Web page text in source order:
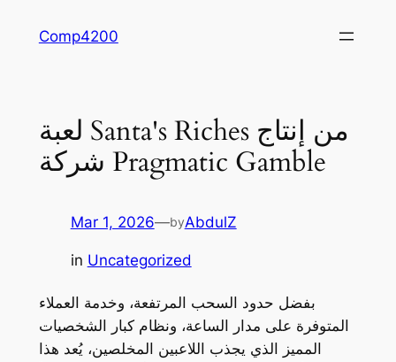
Comp4200
لعبة Santa's Riches من إنتاج
شركة Pragmatic Gamble
Mar 1, 2026—byAbdulZ
in Uncategorized
بفضل حدود السحب المرتفعة، وخدمة العملاء
المتوفرة على مدار الساعة، ونظام كبار الشخصيات
المميز الذي يجذب اللاعبين المخلصين، يُعد هذا